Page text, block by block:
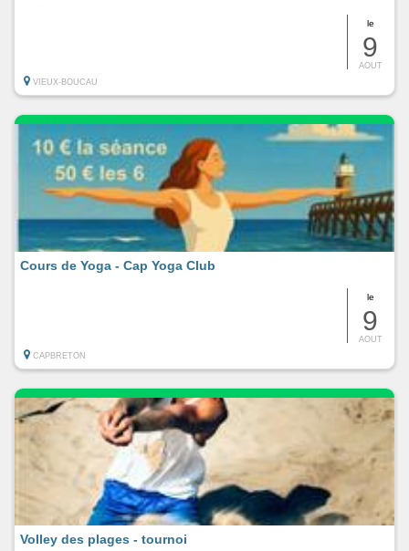
le
9
AOUT
VIEUX-BOUCAU
le
9
AOUT
Cours de Yoga - Cap Yoga Club
CAPBRETON
Volley des plages - tournoi